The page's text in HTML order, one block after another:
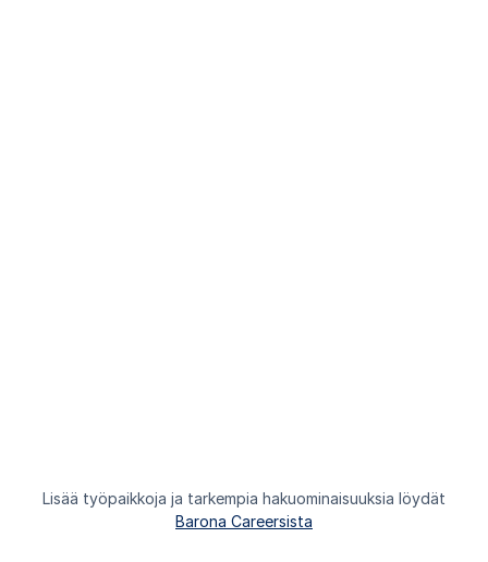
Lisää työpaikkoja ja tarkempia hakuominaisuuksia löydät
Barona Careersista